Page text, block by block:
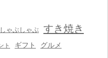
しゃぶしゃぶ すき焼き
ト ギフト グルメ